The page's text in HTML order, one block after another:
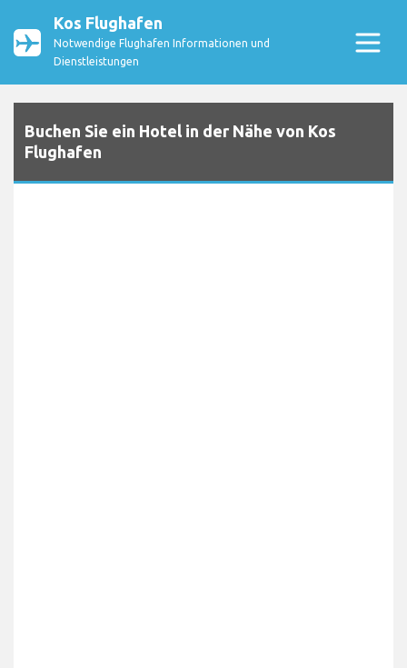
Kos Flughafen
Notwendige Flughafen Informationen und
Dienstleistungen
Buchen Sie ein Hotel in der Nähe von Kos
Flughafen